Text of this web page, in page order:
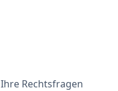
Rechtsfragen